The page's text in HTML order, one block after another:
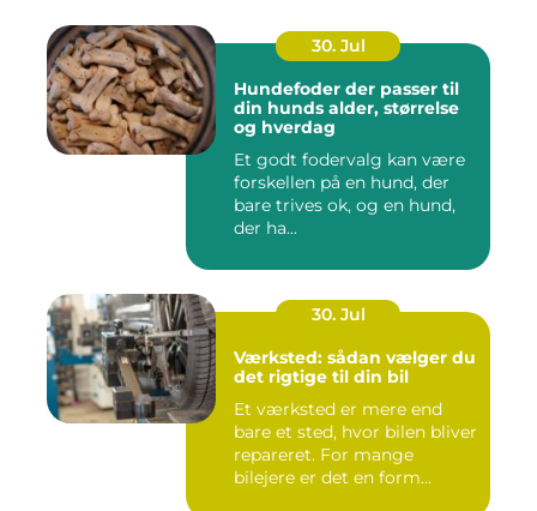
30. Jul
Hundefoder der passer til
din hunds alder, størrelse
og hverdag
Et godt fodervalg kan være
forskellen på en hund, der
bare trives ok, og en hund,
der ha...
30. Jul
Værksted: sådan vælger du
det rigtige til din bil
Et værksted er mere end
bare et sted, hvor bilen bliver
repareret. For mange
bilejere er det en form...